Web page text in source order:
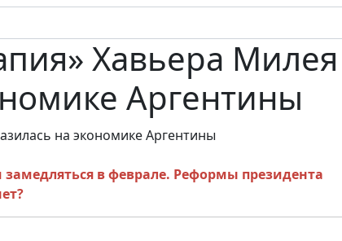
Хавьера Милея
Аргентины
в феврале. Реформы президента